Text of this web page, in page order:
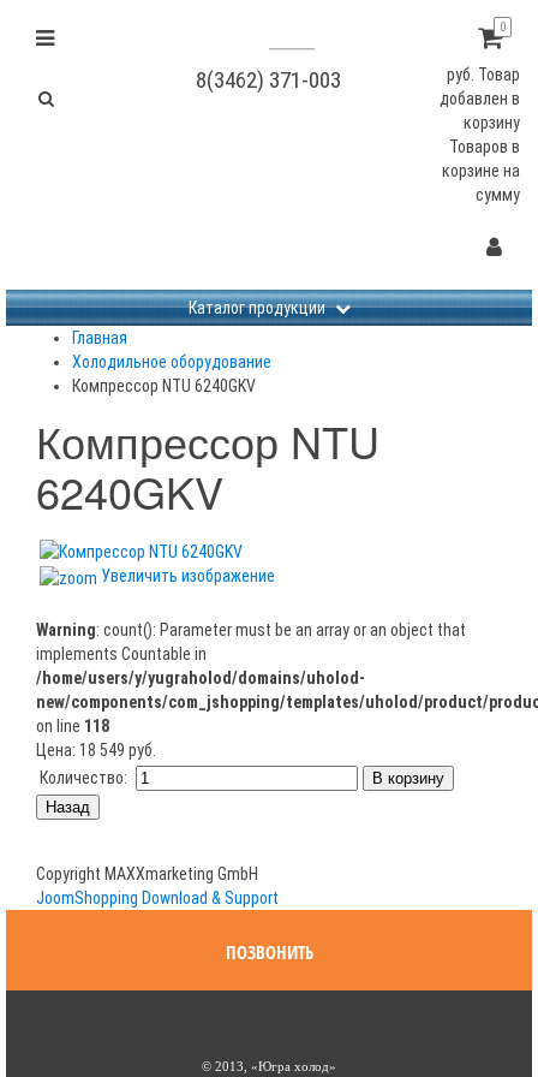
8(3462) 371-003
0
руб. Товар
добавлен в
корзину
Товаров в
корзине на
сумму
Не заданы изображения Каталог продукции
Главная
Холодильное оборудование
Компрессор NTU 6240GKV
Компрессор NTU
6240GKV
Увеличить изображение
Warning: count(): Parameter must be an array or an object that
implements Countable in
/home/users/y/yugraholod/domains/uholod-
new/components/com_jshopping/templates/uholod/product/
on line 118
Цена: 18 549 руб.
Количество:
Copyright MAXXmarketing GmbH
JoomShopping Download & Support
ПОЗВОНИТЬ
© 2013, «Югра холод»